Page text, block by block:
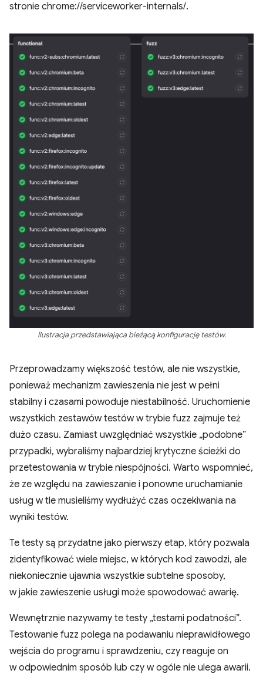
stronie chrome://serviceworker-internals/.
Ilustracja przedstawiająca bieżącą konfigurację testów.
Przeprowadzamy większość testów, ale nie wszystkie,
ponieważ mechanizm zawieszenia nie jest w pełni
stabilny i czasami powoduje niestabilność. Uruchomienie
wszystkich zestawów testów w trybie fuzz zajmuje też
dużo czasu. Zamiast uwzględniać wszystkie „podobne”
przypadki, wybraliśmy najbardziej krytyczne ścieżki do
przetestowania w trybie niespójności. Warto wspomnieć,
że ze względu na zawieszanie i ponowne uruchamianie
usług w tle musieliśmy wydłużyć czas oczekiwania na
wyniki testów.
Te testy są przydatne jako pierwszy etap, który pozwala
zidentyfikować wiele miejsc, w których kod zawodzi, ale
niekoniecznie ujawnia wszystkie subtelne sposoby,
w jakie zawieszenie usługi może spowodować awarię.
Wewnętrznie nazywamy te testy „testami podatności”.
Testowanie fuzz polega na podawaniu nieprawidłowego
wejścia do programu i sprawdzeniu, czy reaguje on
w odpowiednim sposób lub czy w ogóle nie ulega awarii.